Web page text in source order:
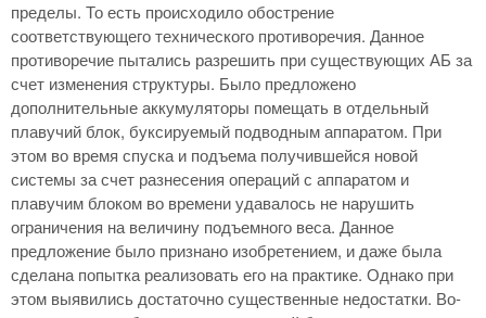
пределы. То есть происходило обострение
соответствующего технического противоречия. Данное
противоречие пытались разрешить при существующих АБ за
счет изменения структуры. Было предложено
дополнительные аккумуляторы помещать в отдельный
плавучий блок, буксируемый подводным аппаратом. При
этом во время спуска и подъема получившейся новой
системы за счет разнесения операций с аппаратом и
плавучим блоком во времени удавалось не нарушить
ограничения на величину подъемного веса. Данное
предложение было признано изобретением, и даже была
сделана попытка реализовать его на практике. Однако при
этом выявились достаточно существенные недостатки. Во-